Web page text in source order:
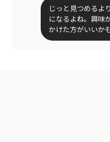
じっと見つめるよ
になるよね。興味
かけた方がいいかも